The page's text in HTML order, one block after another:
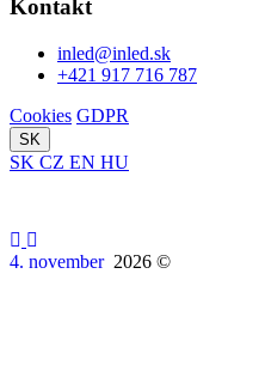
Kontakt
inled@inled.sk
+421 917 716 787
Cookies GDPR
SK
SK CZ EN HU
4. november 2026 ©